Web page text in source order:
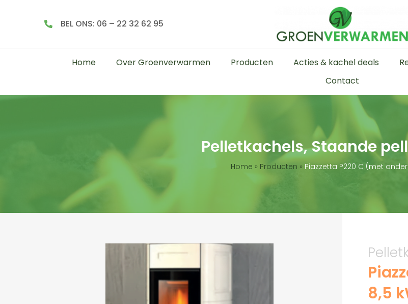
BEL ONS: 06 – 22 32 62 95
Home Over Groenverwarmen Producten Acties & kachel deals
Contact
Pelletkachels, Staande
Home » Producten » Piazzetta P220 C (met
8,5